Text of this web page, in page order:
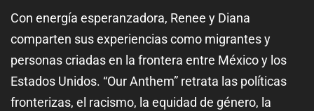
Con energía esperanzadora, Renee y Diana
comparten sus experiencias como migrantes y
personas criadas en la frontera entre México y los
Estados Unidos. “Our Anthem” retrata las políticas
fronterizas, el racismo, la equidad de género, la